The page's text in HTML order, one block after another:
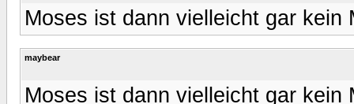
Moses ist dann vielleicht gar kein
maybear
Moses ist dann vielleicht gar